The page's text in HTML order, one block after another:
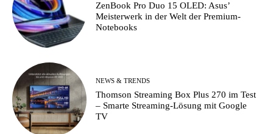
ZenBook Pro Duo 15 OLED: Asus’
Meisterwerk in der Welt der Premium-
Notebooks
NEWS & TRENDS
Thomson Streaming Box Plus 270 im Test
– Smarte Streaming-Lösung mit Google
TV